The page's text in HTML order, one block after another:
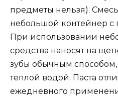
предметы нельзя).
небольшой контейнер
При использовании
средства наносят на
зубы обычным способом,
теплой водой. Паста
ежедневного